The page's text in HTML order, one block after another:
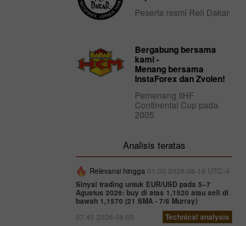
Peserta resmi Reli Dakar
Bergabung bersama
kami -
Menang bersama
InstaForex dan Zvolen!
Pemenang IIHF
Continental Cup pada
2005
Analisis teratas
Relevansi hingga 01:00 2026-08-19 UTC--4
Sinyal trading untuk EUR/USD pada 5–7
Agustus 2026: buy di atas 1,1520 atau sell di
bawah 1,1570 (21 SMA - 7/8 Murray)
07:45 2026-08-05
Technical analysis